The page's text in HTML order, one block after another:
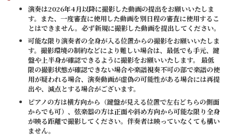
演奏は2026年4月以降に撮影した動画の提出をお願いいたしま
す。また、一度審査に使用した動画を別日程の審査に使用するこ
とはできません。必ず新規に撮影した動画を提出してください。
可能な限り演奏者の全身が入る位置からの撮影をお願いいたしま
す。撮影環境の制約などにより難しい場合は、最低でも手元、鍵
盤や上半身が確認できるように撮影をお願いいたします。 最低
限の撮影状態が確認できない場合や楽譜視奏不可の部で楽譜の使
用が疑われる場合、演奏動画が虚偽の可能性がある場合には再提
出や、減点とする場合がございます。
ピアノの方は横方向から（鍵盤が見える位置で左右どちらの側面
からでも可）、弦楽器の方は正面や斜め方向から可能な限り全身
が映る距離で撮影してください。伴奏者は映っていなくても構い
ません。